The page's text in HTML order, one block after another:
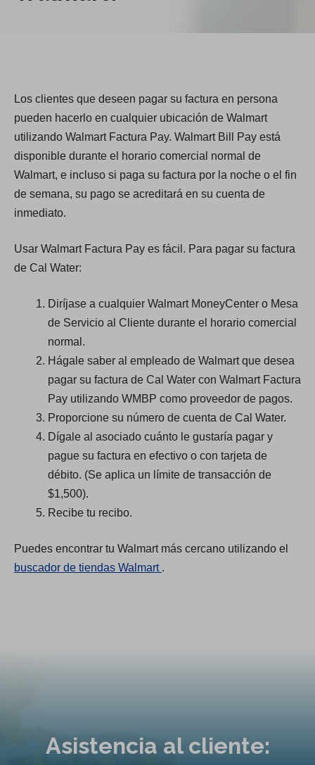
Los clientes que deseen pagar su factura en persona
pueden hacerlo en cualquier ubicación de Walmart
utilizando Walmart Factura Pay. Walmart Bill Pay está
disponible durante el horario comercial normal de
Walmart, e incluso si paga su factura por la noche o el fin
de semana, su pago se acreditará en su cuenta de
inmediato.
Usar Walmart Factura Pay es fácil. Para pagar su factura
de Cal Water:
Diríjase a cualquier Walmart MoneyCenter o Mesa
de Servicio al Cliente durante el horario comercial
normal.
Hágale saber al empleado de Walmart que desea
pagar su factura de Cal Water con Walmart Factura
Pay utilizando WMBP como proveedor de pagos.
Proporcione su número de cuenta de Cal Water.
Dígale al asociado cuánto le gustaría pagar y
pague su factura en efectivo o con tarjeta de
débito. (Se aplica un límite de transacción de
$1,500).
Recibe tu recibo.
Puedes encontrar tu Walmart más cercano utilizando el
buscador de tiendas Walmart
e
.
Asistencia al cliente: